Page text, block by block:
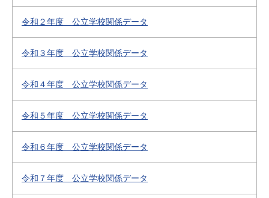
令和２年度 公立学校関係データ
令和３年度 公立学校関係データ
令和４年度 公立学校関係データ
令和５年度 公立学校関係データ
令和６年度 公立学校関係データ
令和７年度 公立学校関係データ